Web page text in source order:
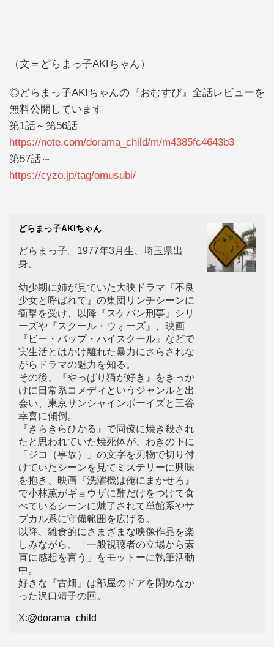
（文＝どらまっ子AKIちゃん）
◎どらまっ子AKIちゃんの『おむすび』全話レビューを
無料公開しています
第1話～第56話
https://note.com/dorama_child/m/m4385fc4643b3
第57話～
https://cyzo.jp/tag/omusubi/
どらまっ子AKIちゃん
どらまっ子。1977年3月生、埼玉県出
身。
幼少期に姉が見ていた大映ドラマ『不良
少女と呼ばれて』の集団リンチシーンに
衝撃を受け、以降『スケバン刑事』シリ
ーズや『スクール・ウォーズ』、映画
『ビー・バップ・ハイスクール』などで
実生活とはかけ離れた暴力にさらされな
がらドラマの魅力を知る。
その後、『やっぱり猫が好き』をきっか
けに日常系コメディというジャンルと出
会い、東京サンシャインボーイズと三谷
幸喜に傾倒。
『きらきらひかる』で同僚に焼き殺され
たと思われていた焼死体が、わきの下に
「ジコ（事故）」の文字を刃物で切り付
けていたシーンを見てミステリーに興味
を抱き、映画『洗濯機は俺にまかせろ』
で小林薫がギョウザに酢だけをつけて食
べているシーンに魅了されて単館系やサ
ブカル系に守備範囲を広げる。
以降、雑食的にさまざまな映像作品を楽
しみながら、「一般視聴者の立場から素
直に感想を言う」をモットーに執筆活動
中。
好きな『古畑』は部屋のドアを閉めなか
った沢口靖子の回。
X:@dorama_child